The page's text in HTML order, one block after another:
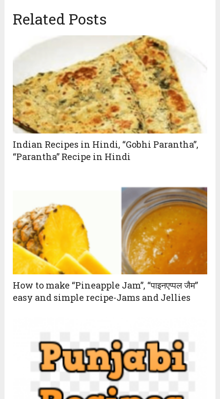
Related Posts
Indian Recipes in Hindi, “Gobhi Parantha”,
“Parantha” Recipe in Hindi
How to make “Pineapple Jam”, “पाइनएप्पल जैम”
easy and simple recipe-Jams and Jellies